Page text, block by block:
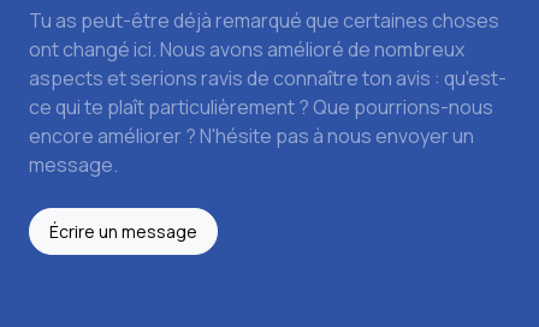
Tu as peut-être déjà remarqué que certaines choses
ont changé ici. Nous avons amélioré de nombreux
aspects et serions ravis de connaître ton avis : qu'est-
ce qui te plaît particulièrement ? Que pourrions-nous
encore améliorer ? N'hésite pas à nous envoyer un
message.
Écrire un message